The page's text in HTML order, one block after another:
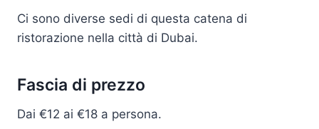
Ci sono diverse sedi di questa catena di
ristorazione nella città di Dubai.
Fascia di prezzo
Dai €12 ai €18 a persona.